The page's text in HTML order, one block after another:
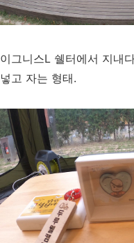
이그니스L 쉘터에서 지내
넣고 자는 형태.